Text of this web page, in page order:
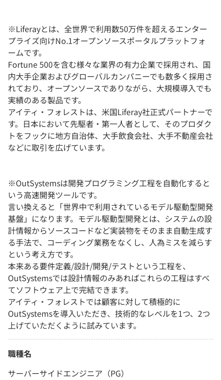
※Liferayとは、全世界で利用数50万件を超えるエンター
プライズ向けNo.1オープンソースポータルプラットフォ
ームです。
Fortune 500を含む様々な業界の有力企業で採用され、国
内大手企業およびグローバルカンパニーでも数多く採用さ
れており、オープンソースでありながら、大規模導入でも
実績のある製品です。
アイティ・フォレストは、米国Liferay社正式パートナーで
す。日本において先駆者・第一人者として、そのプロダク
トをフックに地方自治体、大手飲食会社、大手不動産会社
などに取引を広げています。
※OutSystemsは開発プログラミング工程を自動化すると
いう高速開発ツールです。
言い換えると「世界中で利用されているモデル駆動型開発
基盤」になります。モデル駆動型開発とは、システムの設
計情報からソースコードなど実装物をそのまま自動生成す
る手法で、コーディング業務をなくし、人為ミスを減らす
という考え方です。
本来ある要件定義/設計/開発/テストという工程を、
OutSystemsでは設計情報のみあればこれらの工程はすべ
てソフトウェア上で完結できます。
アイティ・フォレストでは顧客に対して積極的に
OutSystemsを導入いただき、技術的なレベルを1つ、2つ
上げていただくように試みています。
職種名
サーバーサイドエンジニア（PG）